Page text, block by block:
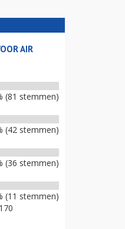
AIR
(81 stemmen)
(42 stemmen)
(36 stemmen)
(11 stemmen)